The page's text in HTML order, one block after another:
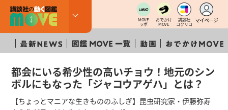
MOVE
ラボ
おでかけ
MOVE
講談社
コクリコ
マイページ
都会にいる希少性の高いチョウ！地元のシン
ボルにもなった「ジャコウアゲハ」とは？
【ちょっとマニアな生きもののふしぎ】昆虫研究家・伊藤弥寿